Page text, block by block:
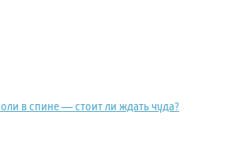
в спине — стоит ли ждать чуда?